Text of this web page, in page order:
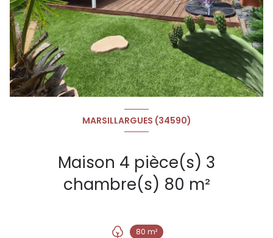
MARSILLARGUES (34590)
Maison 4 pièce(s) 3
chambre(s) 80 m²
80 m²